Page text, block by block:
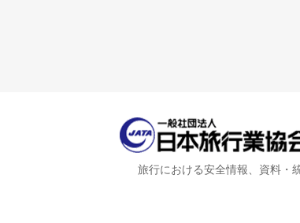
旅行における安全情報、資料・